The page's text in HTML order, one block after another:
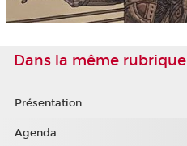
Dans la même rubrique
Présentation
Agenda